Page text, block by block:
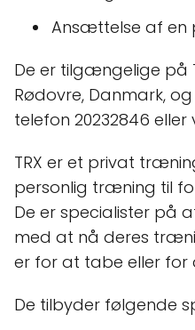
Ansættelse af en
De er tilgængelige på
Rødovre, Danmark,
telefon 20232846
TRX er et privat
personlig træning til
De er specialister på
med at nå deres
er for at tabe eller for
De tilbyder følgende